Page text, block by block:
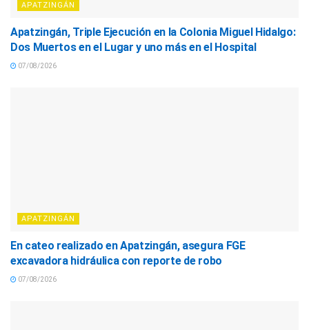
APATZINGÁN
Apatzingán, Triple Ejecución en la Colonia Miguel Hidalgo:
Dos Muertos en el Lugar y uno más en el Hospital
07/08/2026
APATZINGÁN
En cateo realizado en Apatzingán, asegura FGE
excavadora hidráulica con reporte de robo
07/08/2026